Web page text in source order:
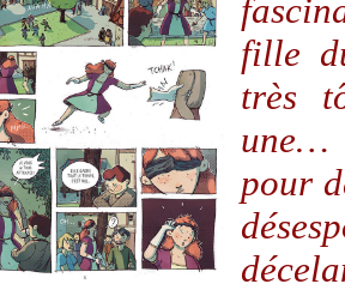
fille
très
une…
pour